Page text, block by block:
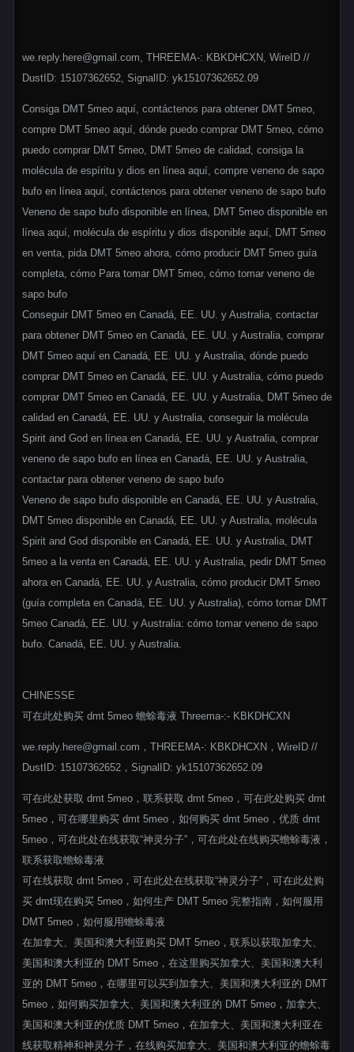
we.reply.here@gmail.com, THREEMA-: KBKDHCXN, WireID //
DustID: 15107362652, SignalID: yk15107362652.09
Consiga DMT 5meo aquí, contáctenos para obtener DMT 5meo,
compre DMT 5meo aquí, dónde puedo comprar DMT 5meo, cómo
puedo comprar DMT 5meo, DMT 5meo de calidad, consiga la
molécula de espíritu y dios en línea aquí, compre veneno de sapo
bufo en línea aquí, contáctenos para obtener veneno de sapo bufo
Veneno de sapo bufo disponible en línea, DMT 5meo disponible en
línea aquí, molécula de espíritu y dios disponible aquí, DMT 5meo
en venta, pida DMT 5meo ahora, cómo producir DMT 5meo guía
completa, cómo Para tomar DMT 5meo, cómo tomar veneno de
sapo bufo
Conseguir DMT 5meo en Canadá, EE. UU. y Australia, contactar
para obtener DMT 5meo en Canadá, EE. UU. y Australia, comprar
DMT 5meo aquí en Canadá, EE. UU. y Australia, dónde puedo
comprar DMT 5meo en Canadá, EE. UU. y Australia, cómo puedo
comprar DMT 5meo en Canadá, EE. UU. y Australia, DMT 5meo de
calidad en Canadá, EE. UU. y Australia, conseguir la molécula
Spirit and God en línea en Canadá, EE. UU. y Australia, comprar
veneno de sapo bufo en línea en Canadá, EE. UU. y Australia,
contactar para obtener veneno de sapo bufo
Veneno de sapo bufo disponible en Canadá, EE. UU. y Australia,
DMT 5meo disponible en Canadá, EE. UU. y Australia, molécula
Spirit and God disponible en Canadá, EE. UU. y Australia, DMT
5meo a la venta en Canadá, EE. UU. y Australia, pedir DMT 5meo
ahora en Canadá, EE. UU. y Australia, cómo producir DMT 5meo
(guía completa en Canadá, EE. UU. y Australia), cómo tomar DMT
5meo Canadá, EE. UU. y Australia: cómo tomar veneno de sapo
bufo. Canadá, EE. UU. y Australia.
CHINESSE
可在此处购买 dmt 5meo 蟾蜍毒液 Threema-:- KBKDHCXN
we.reply.here@gmail.com，THREEMA-: KBKDHCXN，WireID //
DustID: 15107362652，SignalID: yk15107362652.09
可在此处获取 dmt 5meo，联系获取 dmt 5meo，可在此处购买 dmt
5meo，可在哪里购买 dmt 5meo，如何购买 dmt 5meo，优质 dmt
5meo，可在此处在线获取“神灵分子”，可在此处在线购买蟾蜍毒液，
联系获取蟾蜍毒液
可在线获取 dmt 5meo，可在此处在线获取“神灵分子”，可在此处购
买 dmt现在购买 5meo，如何生产 DMT 5meo 完整指南，如何服用
DMT 5meo，如何服用蟾蜍毒液
在加拿大、美国和澳大利亚购买 DMT 5meo，联系以获取加拿大、
美国和澳大利亚的 DMT 5meo，在这里购买加拿大、美国和澳大利
亚的 DMT 5meo，在哪里可以买到加拿大、美国和澳大利亚的 DMT
5meo，如何购买加拿大、美国和澳大利亚的 DMT 5meo，加拿大、
美国和澳大利亚的优质 DMT 5meo，在加拿大、美国和澳大利亚在
线获取精神和神灵分子，在线购买加拿大、美国和澳大利亚的蟾蜍毒